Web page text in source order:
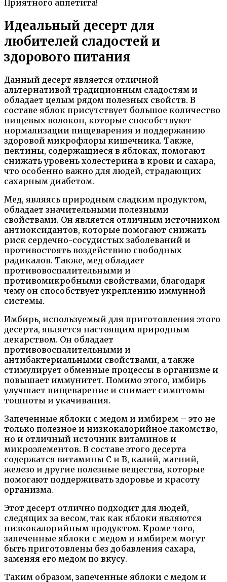
Приятного аппетита!
Идеальный десерт для
любителей сладостей и
здорового питания
Данный десерт является отличной
альтернативой традиционным сладостям и
обладает целым рядом полезных свойств. В
составе яблок присутствует большое количество
пищевых волокон, которые способствуют
нормализации пищеварения и поддержанию
здоровой микрофлоры кишечника. Также,
пектины, содержащиеся в яблоках, помогают
снижать уровень холестерина в крови и сахара,
что особенно важно для людей, страдающих
сахарным диабетом.
Мед, являясь природным сладким продуктом,
обладает значительными полезными
свойствами. Он является отличным источником
антиоксидантов, которые помогают снижать
риск сердечно-сосудистых заболеваний и
противостоять воздействию свободных
радикалов. Также, мед обладает
противовоспалительными и
противомикробными свойствами, благодаря
чему он способствует укреплению иммунной
системы.
Имбирь, используемый для приготовления этого
десерта, является настоящим природным
лекарством. Он обладает
противовоспалительными и
антибактериальными свойствами, а также
стимулирует обменные процессы в организме и
повышает иммунитет. Помимо этого, имбирь
улучшает пищеварение и снимает симптомы
тошноты и укачивания.
Запеченные яблоки с медом и имбирем – это не
только полезное и низкокалорийное лакомство,
но и отличный источник витаминов и
микроэлементов. В составе этого десерта
содержатся витамины С и В, калий, магний,
железо и другие полезные вещества, которые
помогают поддерживать здоровье и красоту
организма.
Этот десерт отлично подходит для людей,
следящих за весом, так как яблоки являются
низкокалорийным продуктом. Кроме того,
запеченные яблоки с медом и имбирем могут
быть приготовлены без добавления сахара,
заменяя его медом по вкусу.
Таким образом, запеченные яблоки с медом и